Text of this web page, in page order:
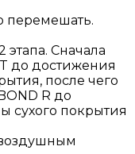
перемешать.
этапа. Сначала
до достижения
после чего
R до
сухого покрытия